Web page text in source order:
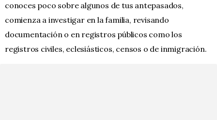
conoces poco sobre algunos de tus antepasados,
comienza a investigar en la familia, revisando
documentación o en registros públicos como los
registros civiles, eclesiásticos, censos o de inmigración.